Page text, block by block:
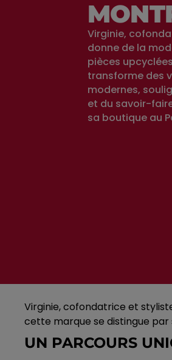
Virginie,
donne de la
pièces
transforme des
modernes,
et du savoir-
sa boutique au
Virginie, cofondatrice et
cette marque se distingue
UN PARCOURS